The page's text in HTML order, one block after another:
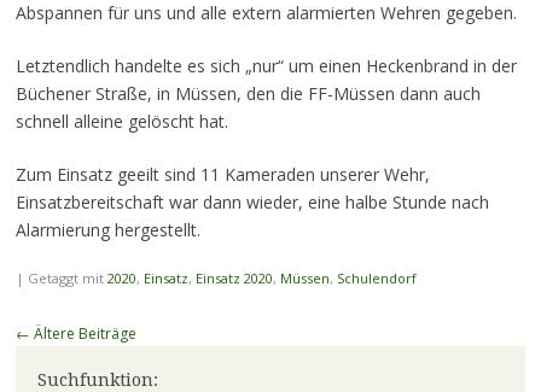
Abspannen für uns und alle extern alarmierten Wehren gegeben.
Letztendlich handelte es sich „nur“ um einen Heckenbrand in der
Büchener Straße, in Müssen, den die FF-Müssen dann auch
schnell alleine gelöscht hat.
Zum Einsatz geeilt sind 11 Kameraden unserer Wehr,
Einsatzbereitschaft war dann wieder, eine halbe Stunde nach
Alarmierung hergestellt.
| Getaggt mit 2020, Einsatz, Einsatz 2020, Müssen, Schulendorf
Beitragsnavigation
← Ältere Beiträge
Suchfunktion: